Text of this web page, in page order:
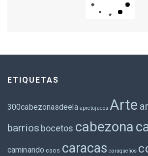
ETIQUETAS
300cabezonasdeela apretujados Arte
barrios bocetos cabezona
caminando caos caracas caraqueños